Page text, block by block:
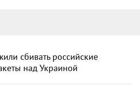
сбивать российские
над Украиной